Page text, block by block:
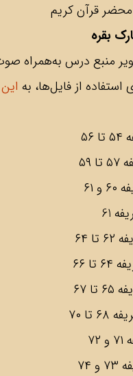
قرآن کریم
استفاده از فایل‌ها، به
۶۱
61
۶۴
۶۶
۶۷
تا ۷۰
۷۴